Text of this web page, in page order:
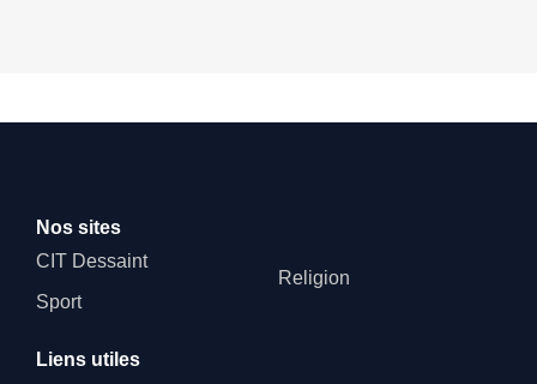
Nos sites
CIT Dessaint
Sport
Religion
Liens utiles